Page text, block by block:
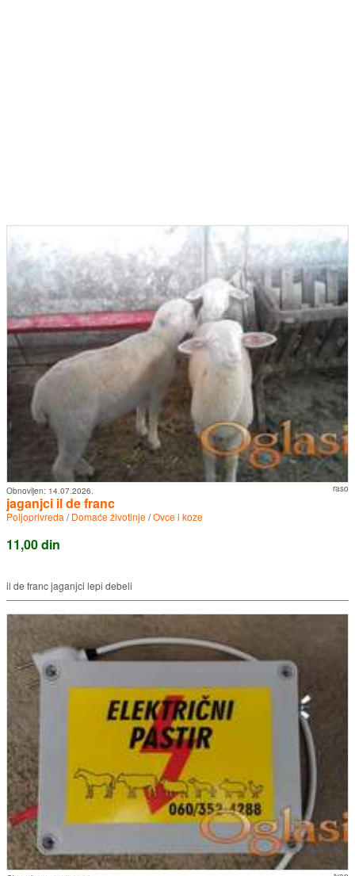
raso
Obnovljen: 14.07.2026.
jaganjci il de franc
Poljoprivreda /Domaće životinje/Ovce i koze
11,00 din
il de franc jaganjci lepi debeli